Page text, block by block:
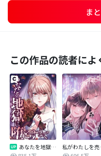
ま
この作品の読者に
あなたを地獄に堕とすまで
私